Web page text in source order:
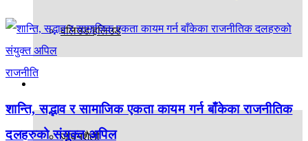
वलिउड/हलिउड
जीवनशैली
राजनीति
शान्ति, सद्भाव र सामाजिक एकता कायम गर्न बाँकेका राजनीतिक
दलहरुको संयुक्त अपिल